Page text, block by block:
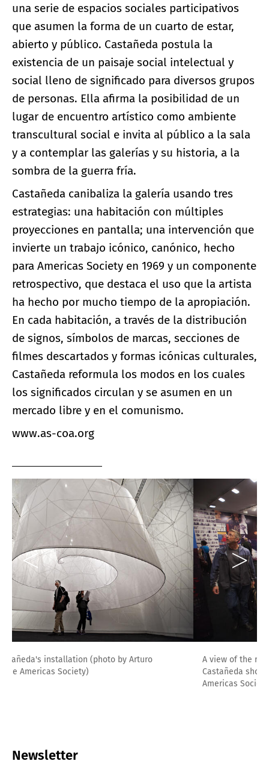
una serie de espacios sociales participativos
que asumen la forma de un cuarto de estar,
abierto y público. Castañeda postula la
existencia de un paisaje social intelectual y
social lleno de significado para diversos grupos
de personas. Ella afirma la posibilidad de un
lugar de encuentro artístico como ambiente
transcultural social e invita al público a la sala
y a contemplar las galerías y su historia, a la
sombra de la guerra fría.
Castañeda canibaliza la galería usando tres
estrategias: una habitación con múltiples
proyecciones en pantalla; una intervención que
invierte un trabajo icónico, canónico, hecho
para Americas Society en 1969 y un componente
retrospectivo, que destaca el uso que la artista
ha hecho por mucho tiempo de la apropiación.
En cada habitación, a través de la distribución
de signos, símbolos de marcas, secciones de
filmes descartados y formas icónicas culturales,
Castañeda reformula los modos en los cuales
los significados circulan y se asumen en un
mercado libre y en el comunismo.
www.as-coa.org
A view of the retrospective room of the Consuelo
Castañeda show (photo by Arturo Sanchez for the
Newsletter